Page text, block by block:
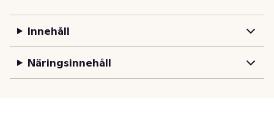
Innehåll
Näringsinnehåll